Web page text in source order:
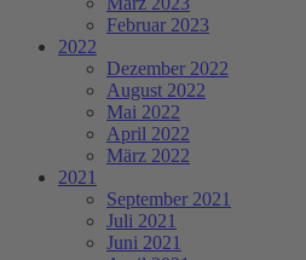
Februar 2023
2022
Dezember 2022
August 2022
Mai 2022
April 2022
März 2022
2021
September 2021
Juli 2021
Juni 2021